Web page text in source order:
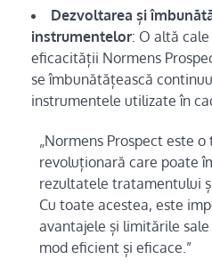
Dezvoltarea și
instrumentelor: O altă
eficacității Normens
se îmbunătățească
instrumentele utilizate în
„Normens Prospect este
revoluționară care poate
rezultatele tratamentului
Cu toate acestea, este
avantajele și limitările
mod eficient și eficace.”